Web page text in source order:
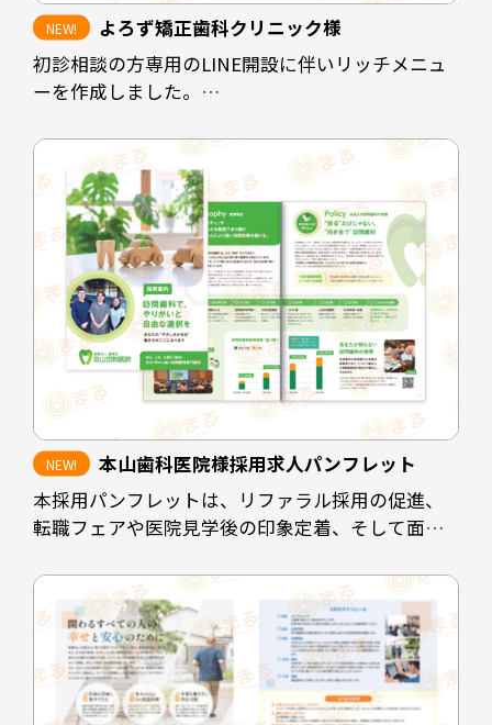
よろず矯正歯科クリニック様
初診相談の方専用のLINE開設に伴いリッチメニュ
ーを作成しました。
れた方や、電話予約に抵抗のある方に対して予約
を取りやすくすることが目的です。
診療時間を掲載することで患者様にも予約可能な
時間の選定をスムーズにし、ホームページや
instagramなど情報発信の場も見ていただけるよう
な配置にしています。
担当デザイナー 清長 ＞＞
本山歯科医院様採用求人パンフレット
本採用パンフレットは、リファラル採用の促進、
転職フェアや医院見学後の印象定着、そして面接
既存スタッフや業務委託スタッフが自信を持って
知人に紹介できるよう、医院の理念や働く環境、
医院としての強みを整理し、魅力が的確に伝わる
構成としています。